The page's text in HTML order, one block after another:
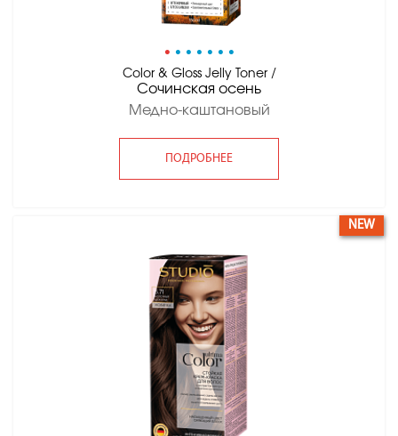
• • • • • • •
Color & Gloss Jelly Toner /
Сочинская осень
Медно-каштановый
ПОДРОБНЕЕ
NEW